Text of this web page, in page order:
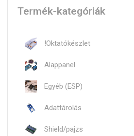
Termék-kategóriák
!Oktatókészlet
Alappanel
Egyéb (ESP)
Adattárolás
Shield/pajzs